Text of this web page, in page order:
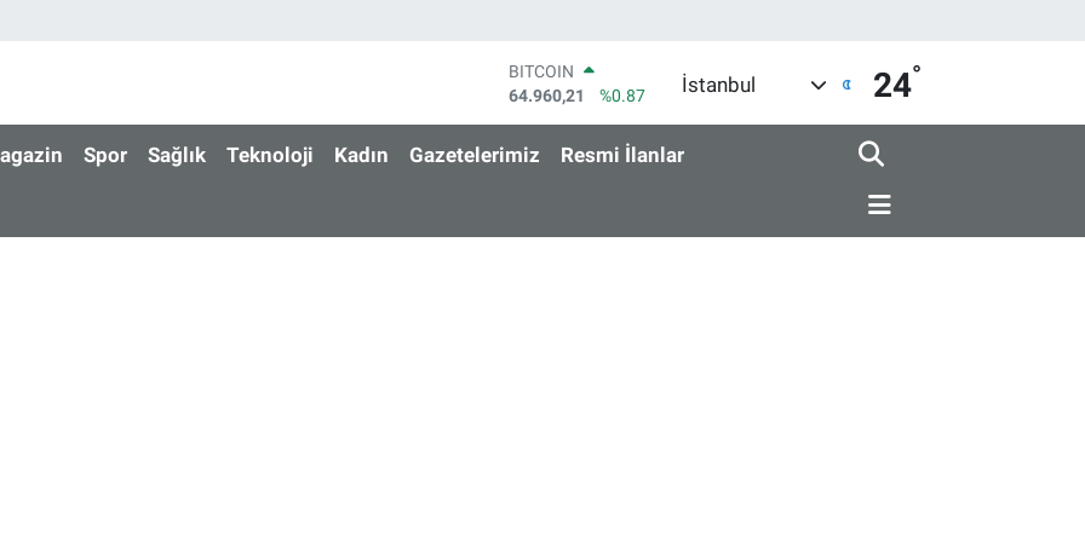
BITCOIN
64.960,21
%0.87
47,7436
%0.18
EURO
64,4811
%0.38
İstanbul 24°
Spor Sağlık Teknoloji Kadın Gazetelerimiz Resmi İlanlar